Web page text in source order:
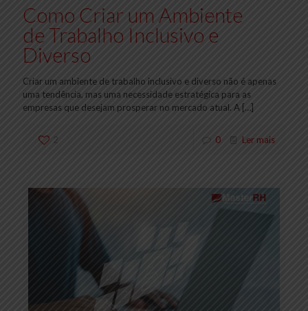
Como Criar um Ambiente
de Trabalho Inclusivo e
Diverso
Criar um ambiente de trabalho inclusivo e diverso não é apenas
uma tendência, mas uma necessidade estratégica para as
empresas que desejam prosperar no mercado atual. A […]
2 0 Ler mais